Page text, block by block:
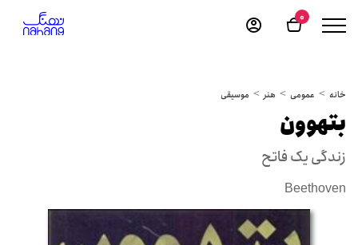
0
خانه عمومی هنر موسیقی
بتهوون
زندگی یک فاتح
Beethoven